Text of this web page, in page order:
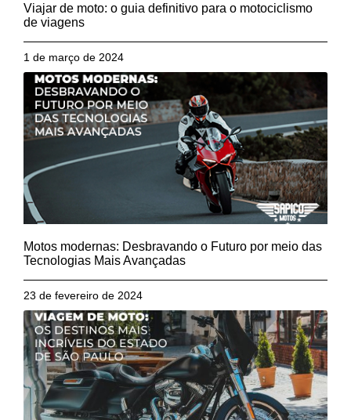
Viajar de moto: o guia definitivo para o motociclismo
de viagens
1 de março de 2024
Motos modernas: Desbravando o Futuro por meio das
Tecnologias Mais Avançadas
23 de fevereiro de 2024